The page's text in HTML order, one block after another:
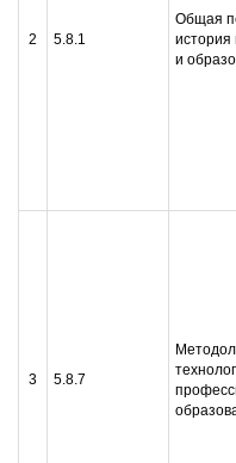
2 5.8.1
Общая
история
и
3 5.8.7